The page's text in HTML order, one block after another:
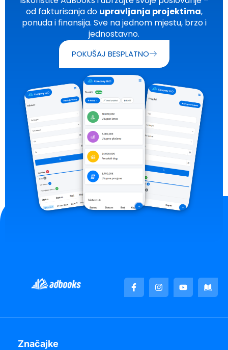
od fakturisanja do upravljanja projektima,
ponuda i finansija. Sve na jednom mjestu, brzo i
jednostavno.
POKUŠAJ BESPLATNO
Značajke